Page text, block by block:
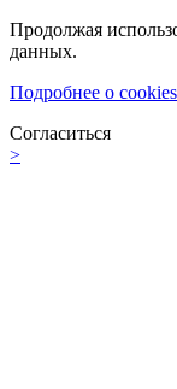
Продолжая
данных.
Подробнее о cookies
Согласиться
>